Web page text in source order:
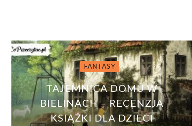
FANTASY
TAJEMNICA DOMU W
BIELINACH – RECENZJA
KSIĄŻKI DLA DZIECI